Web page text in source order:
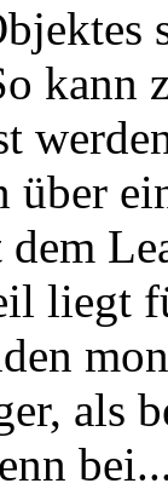
kann
liegt
als